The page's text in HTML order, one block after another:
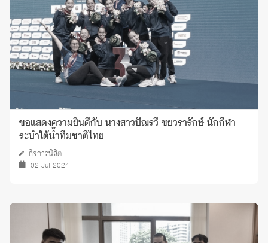
ขอแสดงความยินดีกับ นางสาวปัฌรวี ชยวรารักษ์ นักกีฬา
ระบำใต้น้ำทีมชาติไทย
กิจการนิสิต
02 Jul 2024